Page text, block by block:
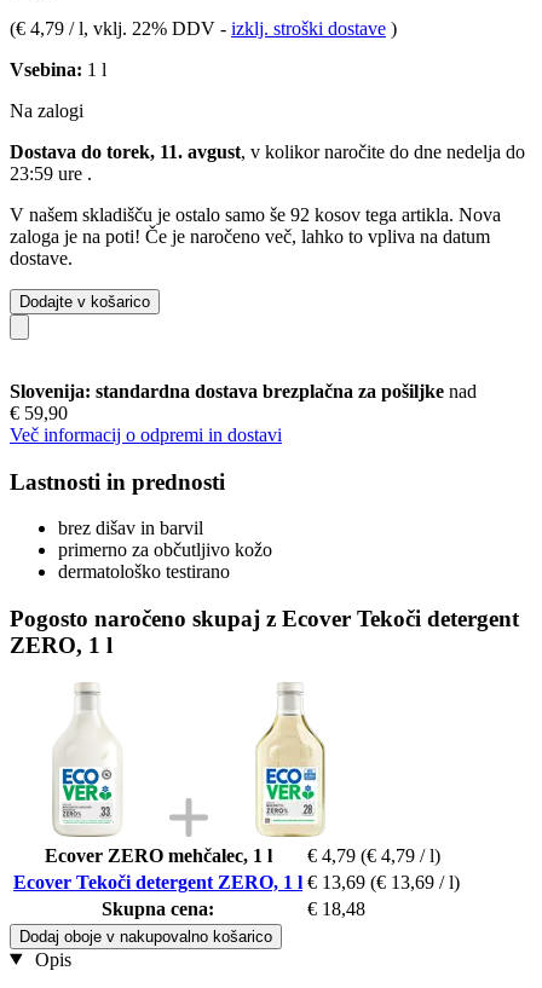
(€ 4,79 / l, vklj. 22% DDV - izklj. stroški dostave )
Vsebina: 1 l
Na zalogi
Dostava do torek, 11. avgust, v kolikor naročite do dne nedelja do
23:59 ure .
V našem skladišču je ostalo samo še 92 kosov tega artikla. Nova
zaloga je na poti! Če je naročeno več, lahko to vpliva na datum
dostave.
Dodajte v košarico
Slovenija: standardna dostava brezplačna za pošiljke nad
€ 59,90
Več informacij o odpremi in dostavi
Lastnosti in prednosti
brez dišav in barvil
primerno za občutljivo kožo
dermatološko testirano
Pogosto naročeno skupaj z Ecover Tekoči detergent
ZERO, 1 l
Ecover ZERO mehčalec, 1 l € 4,79 (€ 4,79 / l)
Ecover Tekoči detergent ZERO, 1 l € 13,69 (€ 13,69 / l)
Skupna cena:
€ 18,48
Dodaj oboje v nakupovalno košarico
Opis